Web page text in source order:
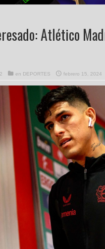
Atlético
en DEPORTES febrero 15, 2024